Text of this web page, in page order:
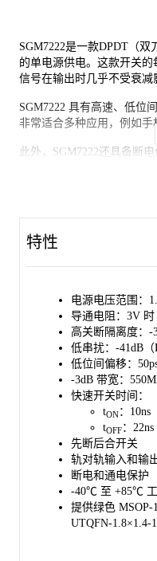
SGM7222是一款DPDT（双
的单电源供电。这款开关
信号在输出时几乎不受衰减
SGM7222 具有高速、低位
非常适合多种应用，例如手
此外，SGM7222还具备断
1.8×1.4-10L三种封装选项
特性
电源电压范围：
导通电阻：3V 时
高关断隔离度：-
低串扰：-41dB（
低位间偏移：
-3dB 带宽：
快速开关时间：
tON：10ns
tOFF：22ns
先断后合开关
轨对轨输入和输
断电和通电保护
-40℃ 至 +85℃ 工
提供绿色 MSOP-
UTQFN-1.8×1.4-